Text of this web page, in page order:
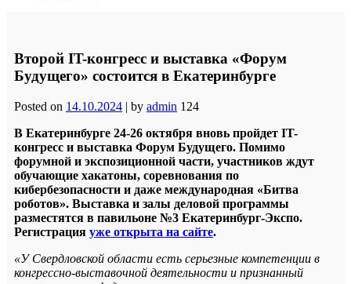
Второй IT-конгресс и выставка «Форум
Будущего» состоится в Екатеринбурге
Posted on 14.10.2024 | by admin 124
В Екатеринбурге 24-26 октября вновь пройдет IT-
конгресс и выставка Форум Будущего. Помимо
форумной и экспозиционной части, участников ждут
обучающие хакатоны, соревнования по
кибербезопасности и даже международная «Битва
роботов». Выставка и залы деловой программы
разместятся в павильоне №3 Екатеринбург-Экспо.
Регистрация уже открыта на сайте.
«У Свердловской области есть серьезные компетенции в
конгрессно-выставочной деятельности и признанный